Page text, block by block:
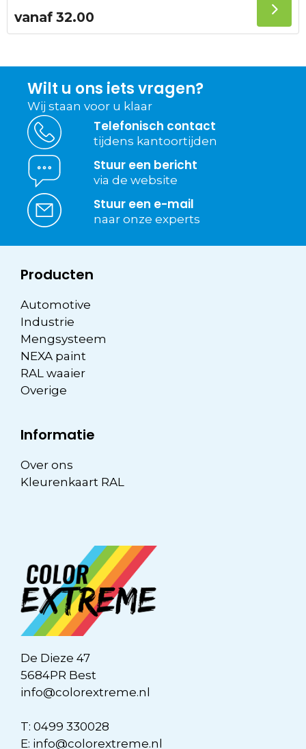
vanaf 32.00
Wilt u ons iets vragen?
Wij staan voor u klaar
Telefonisch contact
tijdens kantoortijden
Stuur een bericht
via de website
Stuur een e-mail
naar onze experts
Producten
Automotive
Industrie
Mengsysteem
NEXA paint
RAL waaier
Overige
Informatie
Over ons
Kleurenkaart RAL
De Dieze 47
5684PR Best
info@colorextreme.nl
T: 0499 330028
E: info@colorextreme.nl